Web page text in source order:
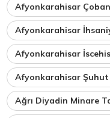
Afyonkarahisar
Afyonkarahisar
Afyonkarahisar
Afyonkarahisar Şuhut
Ağrı Diyadin Minare